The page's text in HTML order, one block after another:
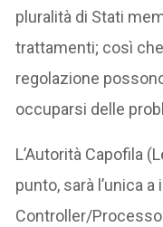
pluralità di Stati
trattamenti; così
regolazione
occuparsi delle
L’Autorità Capofila
punto, sarà l’unica
Controller/